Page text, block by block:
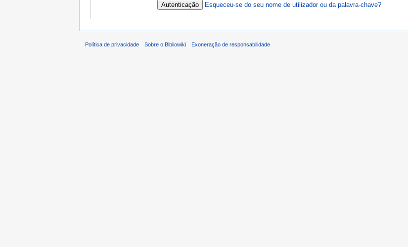
Esqueceu-se do seu nome de utilizador ou da palavra-chave?
Política de privacidade Sobre o Bibliowiki Exoneração de responsabilidade